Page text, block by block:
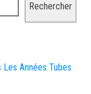
Rechercher
Les Années Tubes